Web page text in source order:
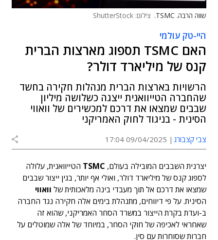
שווה הרבה. TSMC. צילום: ShutterStock
היי-טק עולמי
האם TSMC תספוג מארצות הברית
קנס של מיליארד דולר?
הרשויות בארצות הברית מנהלות חקירה בחשד
שהחברה הטייוואנית ייצגה כשלושה מיליון
שבבים שמצאו את דרכם למכשירים של וואווי
הסינית - בניגוד לחוק האמריקני
צבי קצבורג 09/04/2025 17:04
יצרנית השבבים המובילה בעולם, TSMC הטייוואנית, עלולה
לספוג קנס של מיליארד דולר, ואולי אף יותר, בגין ייצור שבבים
שמצאו את דרכם אל תוך מעבדי בינה מלאכותית של וואווי
הסינית. על פי דיווחים, מתנהלת בימים אלה חקירה נגד החברה
ב-ועדת בקרת הייצור במשרד הסחר האמריקני, שהוא זה
שאחראי לאכיפה של חוקי הסחר, במיוחד של אלה שמוטלים על
חברות שסוחרות עם סין.